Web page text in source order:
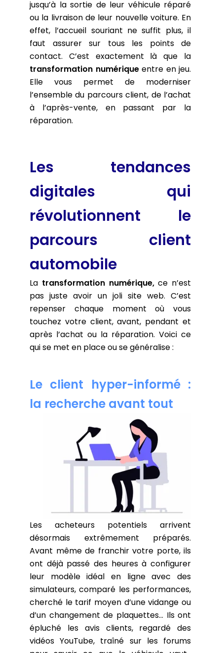
jusqu’à la sortie de leur véhicule réparé
ou la livraison de leur nouvelle voiture. En
effet, l’accueil souriant ne suffit plus, il
faut assurer sur tous les points de
contact. C’est exactement là que la
transformation numériqueentre en jeu.
Elle vous permet de moderniser
l’ensemble du parcours client, de l’achat
à l’après-vente, en passant par la
réparation.
Les tendances
digitales qui
révolutionnent le
parcours client
automobile
La transformation numérique,ce n’est
pas juste avoir un joli site web. C’est
repenser chaque moment où vous
touchez votre client, avant, pendant et
après l’achat ou la réparation. Voici ce
qui se met en place ou se généralise :
Le client hyper-informé :
la recherche avant tout
Les acheteurs potentiels arrivent
désormais extrêmement préparés.
Avant même de franchir votre porte, ils
ont déjà passé des heures à configurer
leur modèle idéal en ligne avec des
simulateurs, comparé les performances,
cherché le tarif moyen d’une vidange ou
d’un changement de plaquettes… Ils ont
épluché lesavis clients, regardé des
vidéos YouTube, traîné sur les forums